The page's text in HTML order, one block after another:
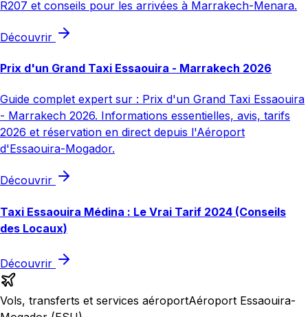
R207 et conseils pour les arrivées à Marrakech-Menara.
Découvrir
Prix d'un Grand Taxi Essaouira - Marrakech 2026
Guide complet expert sur : Prix d'un Grand Taxi Essaouira
- Marrakech 2026. Informations essentielles, avis, tarifs
2026 et réservation en direct depuis l'Aéroport
d'Essaouira-Mogador.
Découvrir
Taxi Essaouira Médina : Le Vrai Tarif 2024 (Conseils
des Locaux)
Découvrir
Vols, transferts et services aéroportAéroport Essaouira-